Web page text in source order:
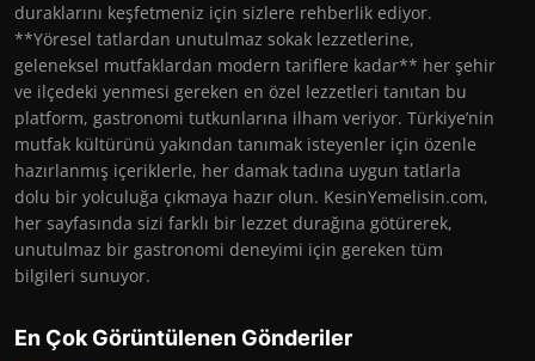
duraklarını keşfetmeniz için sizlere rehberlik ediyor.
**Yöresel tatlardan unutulmaz sokak lezzetlerine,
geleneksel mutfaklardan modern tariflere kadar** her şehir
ve ilçedeki yenmesi gereken en özel lezzetleri tanıtan bu
platform, gastronomi tutkunlarına ilham veriyor. Türkiye’nin
mutfak kültürünü yakından tanımak isteyenler için özenle
hazırlanmış içeriklerle, her damak tadına uygun tatlarla
dolu bir yolculuğa çıkmaya hazır olun. KesinYemelisin.com,
her sayfasında sizi farklı bir lezzet durağına götürerek,
unutulmaz bir gastronomi deneyimi için gereken tüm
bilgileri sunuyor.
En Çok Görüntülenen Gönderiler